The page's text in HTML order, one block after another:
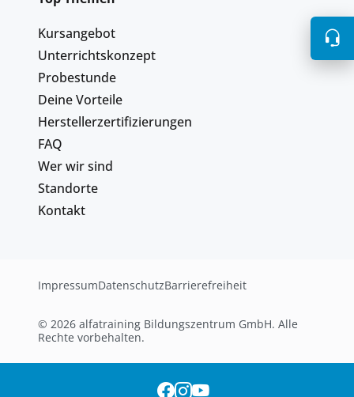
Kursangebot
Unterrichtskonzept
Probestunde
Deine Vorteile
Herstellerzertifizierungen
FAQ
Wer wir sind
Standorte
Kontakt
ImpressumDatenschutzBarrierefreiheit
© 2026 alfatraining Bildungszentrum GmbH. Alle
Rechte vorbehalten.